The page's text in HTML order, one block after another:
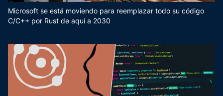
Microsoft se está moviendo para reemplazar todo su código
C/C++ por Rust de aquí a 2030